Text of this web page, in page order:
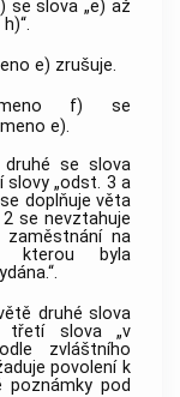
se slova „e) až
e) zrušuje.
f) se
e).
se slova
slovy „odst. 3 a
doplňuje věta
se nevztahuje
zaměstnání na
kterou byla
druhé slova
třetí slova „v
zvláštního
povolení k
poznámky pod